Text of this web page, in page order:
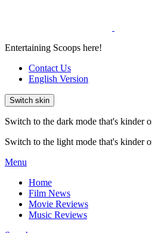
Entertaining Scoops here!
Contact Us
English Version
Switch skin
Switch to the dark mode that's kinder
Switch to the light mode that's kinder
Menu
Home
Film News
Movie Reviews
Music Reviews